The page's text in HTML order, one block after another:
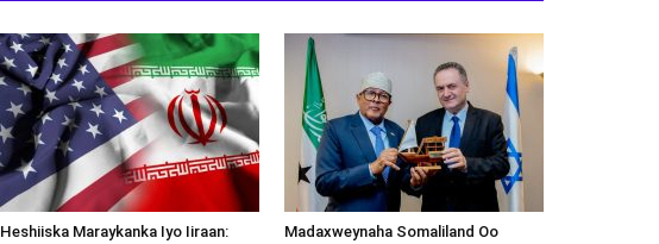
Heshiiska Maraykanka Iyo Iiraan:
Madaxweynaha Somaliland Oo